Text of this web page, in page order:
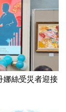
絲受災者迎接